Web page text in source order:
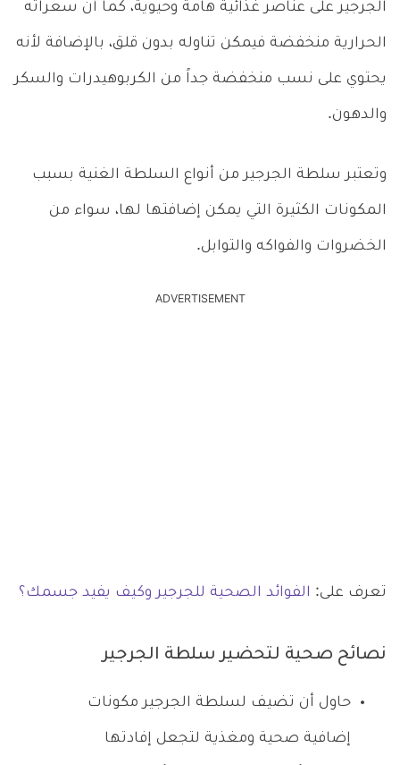
الجرجير على عناصر غذائية هامة وحيوية، كما أن سعراته
الحرارية منخفضة فيمكن تناوله بدون قلق، بالإضافة لأنه
يحتوي على نسب منخفضة جداً من الكربوهيدرات والسكر
والدهون.
وتعتبر سلطة الجرجير من أنواع السلطة الغنية بسبب
المكونات الكثيرة التي يمكن إضافتها لها، سواء من
الخضروات والفواكه والتوابل.
ADVERTISEMENT
تعرف على: الفوائد الصحية للجرجير وكيف يفيد جسمك؟
نصائح صحية لتحضير سلطة الجرجير
حاول أن تضيف لسلطة الجرجير مكونات
إضافية صحية ومغذية لتجعل إفادتها